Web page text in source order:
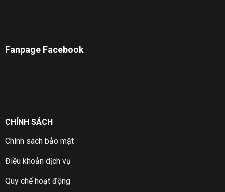
Fanpage Facebook
CHÍNH SÁCH
Chính sách bảo mật
Điều khoản dịch vụ
Quy chế hoạt động